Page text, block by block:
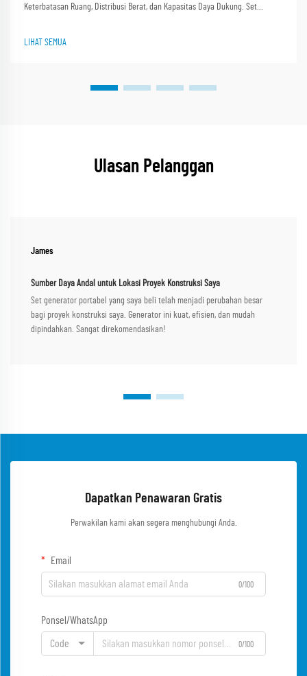
Keterbatasan Ruang, Distribusi Berat, dan Kapasitas Daya Dukung. Set
LIHAT SEMUA
Ulasan Pelanggan
James
Sumber Daya Andal untuk Lokasi Proyek Konstruksi Saya
Set generator portabel yang saya beli telah menjadi perubahan besar
bagi proyek konstruksi saya. Generator ini kuat, efisien, dan mudah
dipindahkan. Sangat direkomendasikan!
Dapatkan Penawaran Gratis
Perwakilan kami akan segera menghubungi Anda.
Email
0/100
Ponsel/WhatsApp
Code 0/100